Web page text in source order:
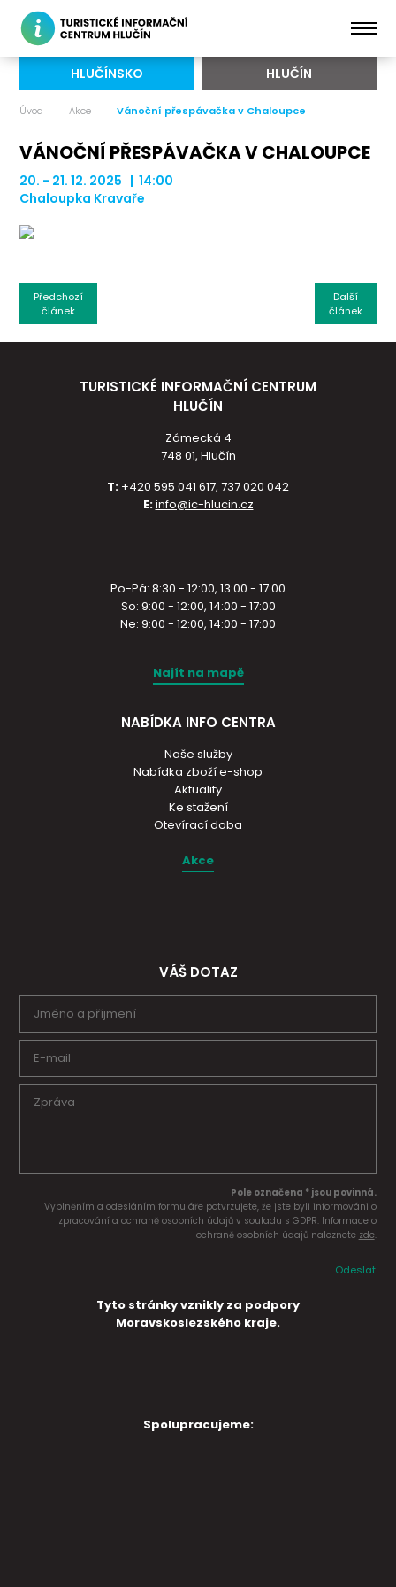
HLUČÍNSKO HLUČÍN
Úvod Akce Vánoční přespávačka v Chaloupce
VÁNOČNÍ PŘESPÁVAČKA V CHALOUPCE
20. - 21. 12. 2025 | 14:00
Chaloupka Kravaře
Další
článek
Předchozí
článek
TURISTICKÉ INFORMAČNÍ CENTRUM
HLUČÍN
Zámecká 4
748 01, Hlučín
T: +420 595 041 617, 737 020 042
E:info@ic-hlucin.cz
Po-Pá: 8:30 - 12:00, 13:00 - 17:00
So: 9:00 - 12:00, 14:00 - 17:00
Ne: 9:00 - 12:00, 14:00 - 17:00
Najít na mapě
NABÍDKA INFO CENTRA
Naše služby
Nabídka zboží e-shop
Aktuality
Ke stažení
Otevírací doba
Akce
VÁŠ DOTAZ
Pole označena * jsou povinná.
Vyplněním a odesláním formuláře potvrzujete, že jste byli informováni o
zpracování a ochraně osobních údajů v souladu s GDPR. Informace o
ochraně osobních údajů naleznete zde.
Odeslat
Tyto stránky vznikly za podpory
Moravskoslezského kraje.
Spolupracujeme: